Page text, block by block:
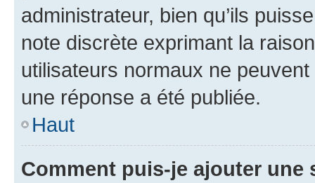
administrateur, bien qu’ils
note discrète exprimant la
utilisateurs normaux ne
une réponse a été publiée.
Haut
Comment puis-je ajouter une